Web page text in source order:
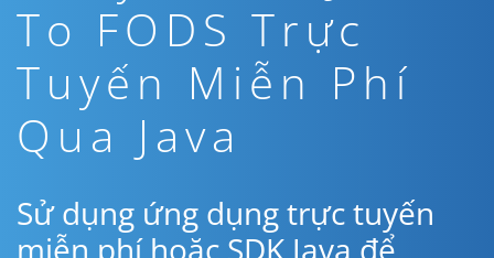
To FODS Trực
Tuyến Miễn Phí
Qua Java
Sử dụng ứng dụng trực tuyến
miễn phí hoặc SDK Java để